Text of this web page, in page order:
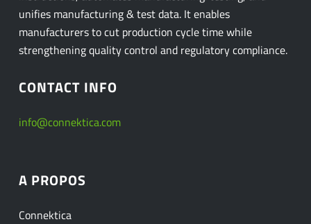
unifies manufacturing & test data. It enables
manufacturers to cut production cycle time while
strengthening quality control and regulatory compliance.
CONTACT INFO
info@connektica.com
A PROPOS
Connektica